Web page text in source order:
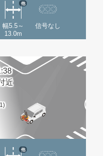
幅5.5～
13.0m
他
信号なし
近
他